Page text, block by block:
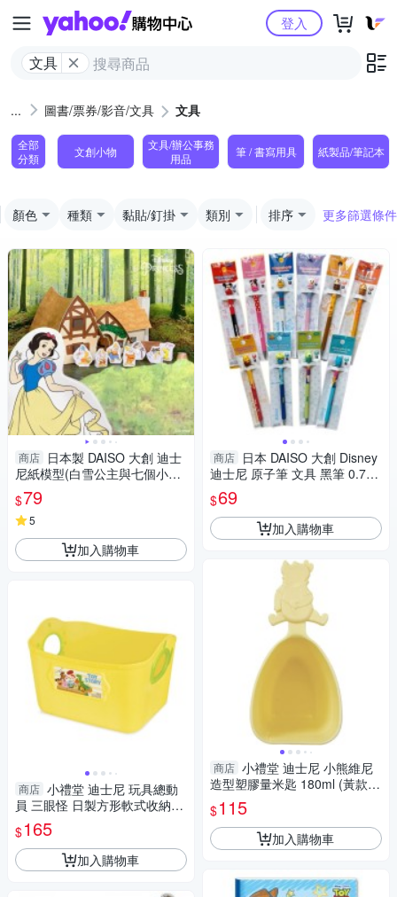
Yahoo購物中心
文具
登入
圖書/票券/影音/文具 文具
全部
分類
文創小物
文具/辦公事務
用品
筆 / 書寫用具 紙製品/筆記本
顏色 種類 黏貼/釘掛 類別 排序 更多篩選條件
商店 日本製 DAISO 大創 迪士
尼紙模型(白雪公主與七個小矮
人) 紙工藝【南風百貨】
$79
5
加入購物車
商店 小禮堂 迪士尼 玩具總動
員 三眼怪 日製方形軟式收納盒
2.5L (黃) 4904121-342048
$165
加入購物車
商店 日本 DAISO 大創 Disney
迪士尼 原子筆 文具 黑筆 0.7m
m 境內限定【南風百貨】
$69
加入購物車
商店 小禮堂 迪士尼 小熊維尼
造型塑膠量米匙 180ml (黃款)
4904121-365412
$115
加入購物車